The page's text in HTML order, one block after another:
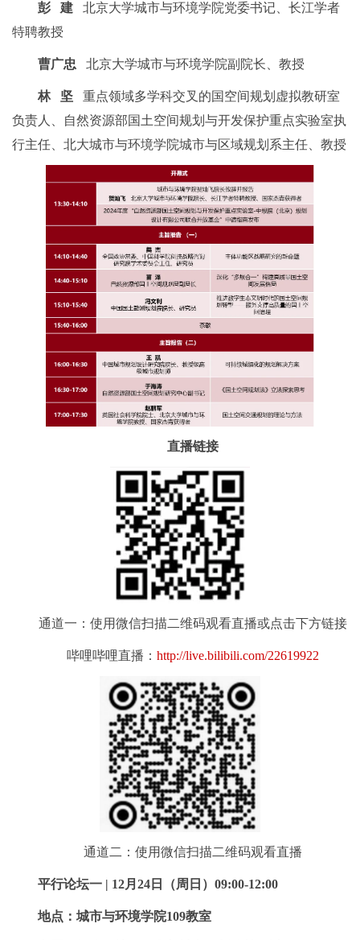
彭 建 北京大学城市与环境学院党委书记、长江学者
特聘教授
曹广忠 北京大学城市与环境学院副院长、教授
林 坚
重点领域多学科交叉的国空间规划虚拟教研室
负责人、自然资源部国土空间规划与开发保护重点实验室执
行主任、北大城市与环境学院城市与区域规划系主任、教授
直播链接
通道一：使用微信扫描二维码观看直播或点击下方链接
哔哩哔哩直播： http://live.bilibili.com/22619922
通道二：使用微信扫描二维码观看直播
平行论坛一 | 12月24日（周日）09:00-12:00
地点：城市与环境学院109教室